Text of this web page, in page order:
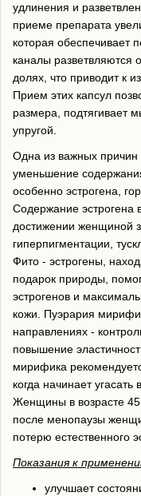
удлинения и
приеме препарата
которая обеспечивает
каналы разветвляются
долях, что приводит к
Прием этих капсул
размера, подтягивает
упругой.
Одна из важных причин
уменьшение
особенно эстрогена,
Содержание эстрогена
достижении женщиной
гиперпигментации,
Фито - эстрогены,
подарок природы,
эстрогенов и
кожи. Пуэрария
направлениях -
повышение
мирифика
когда начинает
Женщины в возрасте
после менопаузы
потерю естественного
Показания к
улучшает